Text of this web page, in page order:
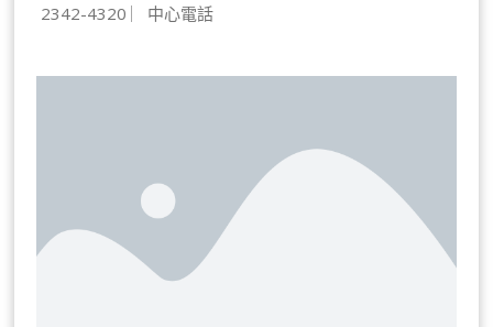
2342-4320 ︳中心電話